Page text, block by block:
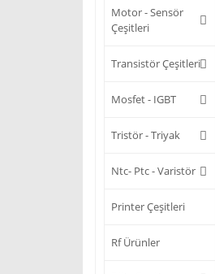
Motor - Sensör
Çeşitleri
Transistör Çeşitleri
Mosfet - IGBT
Tristör - Triyak
Ntc- Ptc - Varistör
Printer Çeşitleri
Rf Ürünler